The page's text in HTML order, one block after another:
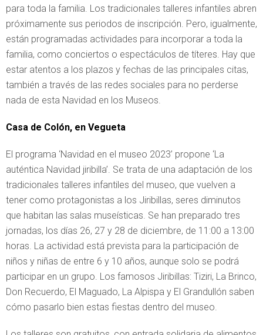
para toda la familia. Los tradicionales talleres infantiles abren
próximamente sus periodos de inscripción. Pero, igualmente,
están programadas actividades para incorporar a toda la
familia, como conciertos o espectáculos de títeres. Hay que
estar atentos a los plazos y fechas de las principales citas,
también a través de las redes sociales para no perderse
nada de esta Navidad en los Museos.
Casa de Colón, en Vegueta
El programa ‘Navidad en el museo 2023’ propone ‘La
auténtica Navidad jiribilla’. Se trata de una adaptación de los
tradicionales talleres infantiles del museo, que vuelven a
tener como protagonistas a los Jiribillas, seres diminutos
que habitan las salas museísticas. Se han preparado tres
jornadas, los días 26, 27 y 28 de diciembre, de 11:00 a 13:00
horas. La actividad está prevista para la participación de
niños y niñas de entre 6 y 10 años, aunque solo se podrá
participar en un grupo. Los famosos Jiribillas: Tiziri, La Brinco,
Don Recuerdo, El Maguado, La Alpispa y El Grandullón saben
cómo pasarlo bien estas fiestas dentro del museo.